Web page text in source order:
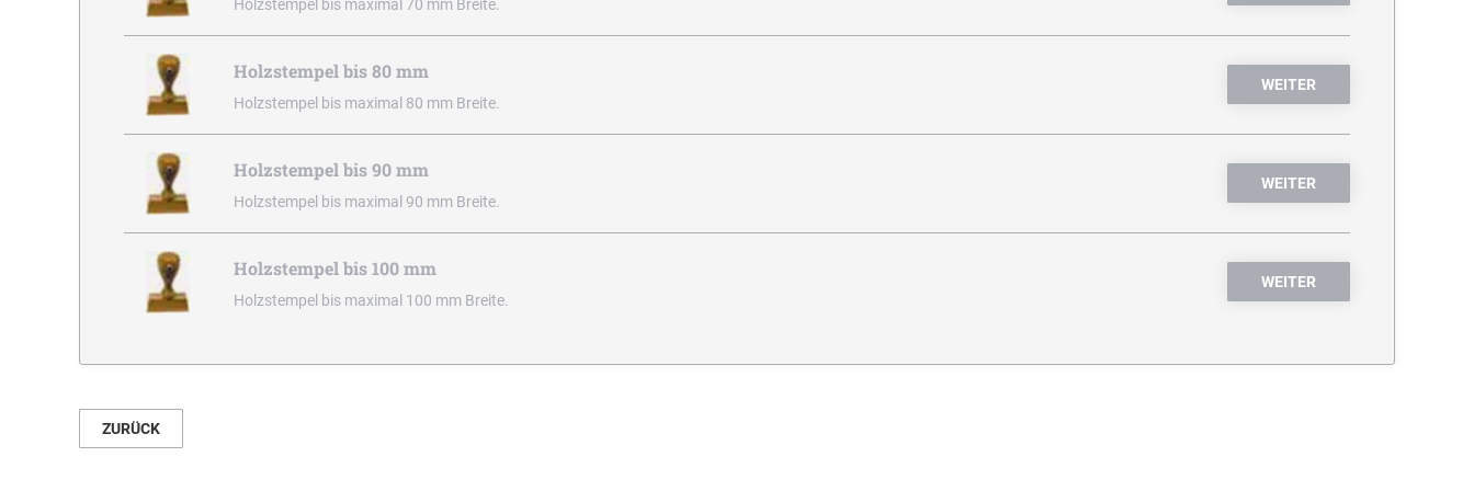
Holzstempel bis maximal 70 mm Breite.
Holzstempel bis 80 mm
Holzstempel bis maximal 80 mm Breite.
WEITER
Holzstempel bis 90 mm
Holzstempel bis maximal 90 mm Breite.
WEITER
Holzstempel bis 100 mm
Holzstempel bis maximal 100 mm Breite.
WEITER
ZURÜCK